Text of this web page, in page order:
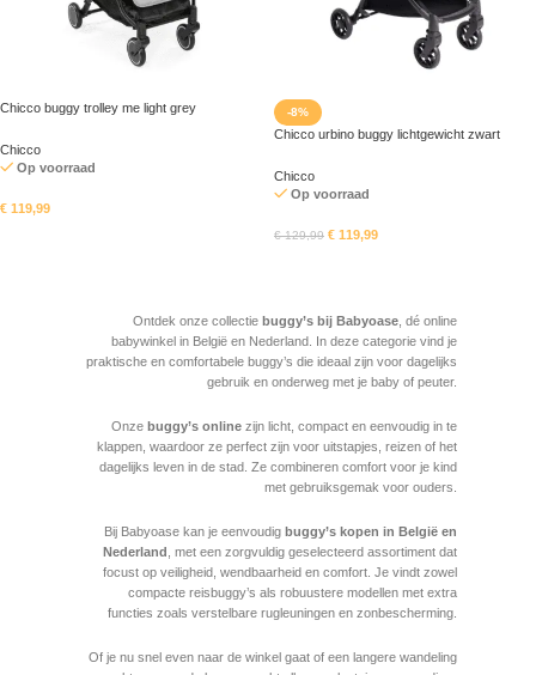
Chicco buggy trolley me light grey
Chicco
Op voorraad
€ 119,99
-8%
Chicco urbino buggy lichtgewicht zwart
Chicco
Op voorraad
€129,99 € 119,99
Ontdek onze collectie buggy’s bij Babyoase, dé online
babywinkel in België en Nederland. In deze categorie vind je
praktische en comfortabele buggy’s die ideaal zijn voor dagelijks
gebruik en onderweg met je baby of peuter.
Onze buggy’s onlinezijn licht, compact en eenvoudig in te
klappen, waardoor ze perfect zijn voor uitstapjes, reizen of het
dagelijks leven in de stad. Ze combineren comfort voor je kind
met gebruiksgemak voor ouders.
Bij Babyoase kan je eenvoudig buggy’s kopen in België en
Nederland
, met een zorgvuldig geselecteerd assortiment dat
focust op veiligheid, wendbaarheid en comfort. Je vindt zowel
compacte reisbuggy’s als robuustere modellen met extra
functies zoals verstelbare rugleuningen en zonbescherming.
Of je nu snel even naar de winkel gaat of een langere wandeling